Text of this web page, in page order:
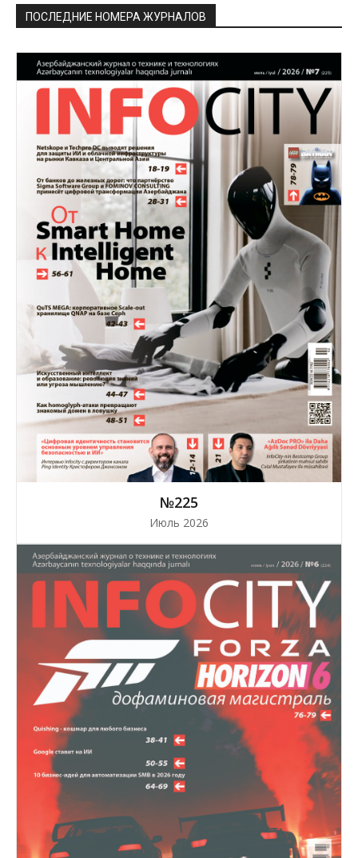
ПОСЛЕДНИЕ НОМЕРА ЖУРНАЛОВ
№225
Июль 2026